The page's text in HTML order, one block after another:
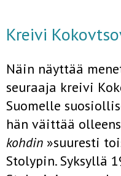
Kreivi
Näin näyttää
seuraaja kreivi
Suomelle
hän väittää
kohdin »suuresti
Stolypin. Syksyllä